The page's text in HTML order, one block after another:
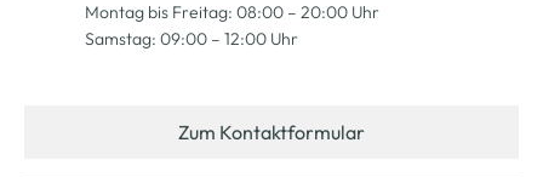
Montag bis Freitag: 08:00 – 20:00 Uhr
Samstag: 09:00 – 12:00 Uhr
Zum Kontaktformular